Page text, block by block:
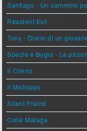
Santiago - Un cammino
Resident Evil
Tony - Diario di un
Spezie e Bugie - La
Il Cileno
Il Malloppo
Silent Friend
Calle Malaga